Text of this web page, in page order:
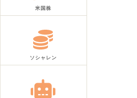
米国株
ソシャレン